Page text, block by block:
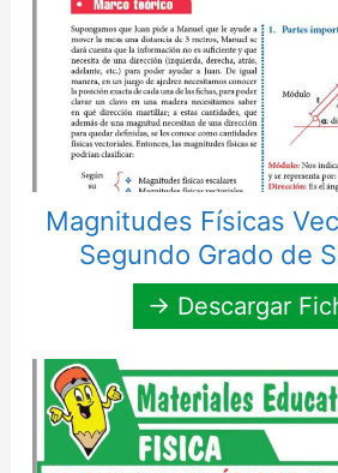
Magnitudes Físicas
Segundo Grado de
→ Descargar